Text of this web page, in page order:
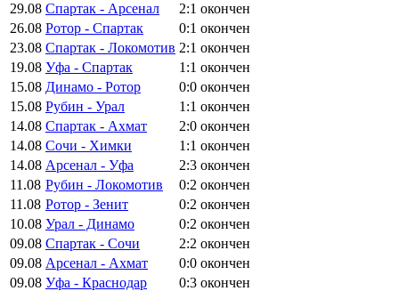
29.08 Спартак - Арсенал 2:1 окончен
26.08 Ротор - Спартак 0:1 окончен
23.08 Спартак - Локомотив 2:1 окончен
19.08 Уфа - Спартак 1:1 окончен
15.08 Динамо - Ротор 0:0 окончен
15.08 Рубин - Урал 1:1 окончен
14.08 Спартак - Ахмат 2:0 окончен
14.08 Сочи - Химки 1:1 окончен
14.08 Арсенал - Уфа 2:3 окончен
11.08 Рубин - Локомотив 0:2 окончен
11.08 Ротор - Зенит 0:2 окончен
10.08 Урал - Динамо 0:2 окончен
09.08 Спартак - Сочи 2:2 окончен
09.08 Арсенал - Ахмат 0:0 окончен
09.08 Уфа - Краснодар 0:3 окончен